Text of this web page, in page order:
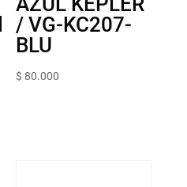
/ VG-KC207-
BLU
$ 80.000